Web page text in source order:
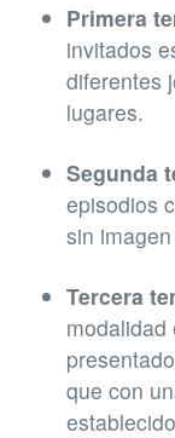
Primera
invitados
diferentes
lugares.
Segunda
episodios
sin
Tercera
modalidad
que con